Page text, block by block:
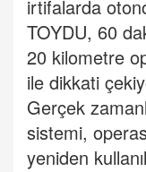
irtifalarda
TOYDU, 60
20 kilometre
ile dikkati
Gerçek
sistemi,
yeniden